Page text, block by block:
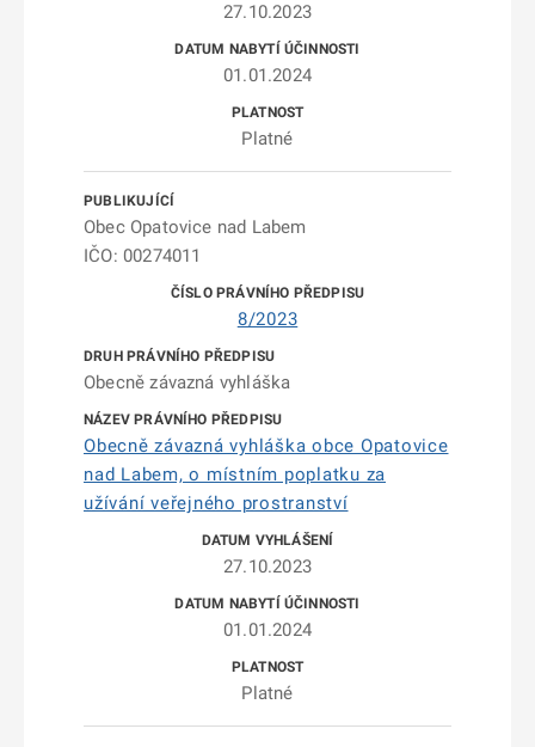
27.10.2023
01.01.2024
Platné
Obec Opatovice nad Labem
IČO: 00274011
8/2023
Obecně závazná vyhláška
Obecně závazná vyhláška obce Opatovice
nad Labem, o místním poplatku za
užívání veřejného prostranství
27.10.2023
01.01.2024
Platné